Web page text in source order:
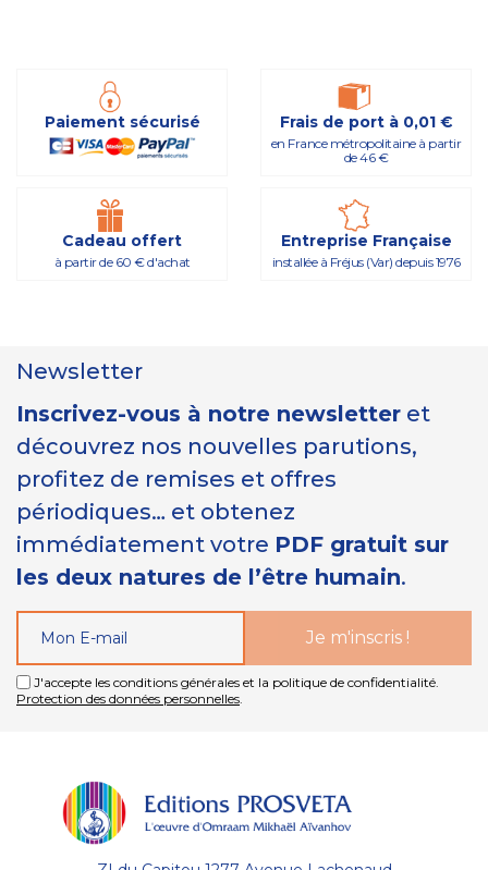
Paiement sécurisé Frais de port à 0,01 €
en France métropolitaine à partir
de 46 €
Cadeau offert
à partir de 60 € d'achat
Entreprise Française
installée à Fréjus (Var) depuis 1976
Newsletter
Inscrivez-vous à notre newsletter et
découvrez nos nouvelles parutions,
profitez de remises et offres
périodiques… et obtenez
immédiatement votre PDF gratuit sur
les deux natures de l’être humain.
J'accepte les conditions générales et la politique de confidentialité.
Protection des données personnelles